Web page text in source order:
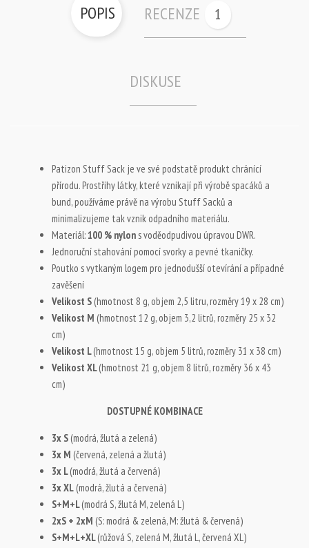
POPIS RECENZE 1
DISKUSE
Patizon Stuff Sack je ve své podstatě produkt chránící
přírodu. Prostřihy látky, které vznikají při výrobě spacáků a
bund, používáme právě na výrobu Stuff Sacků a
minimalizujeme tak vznik odpadního materiálu.
Materiál:100 % nylon s voděodpudivou úpravou DWR.
Jednoruční stahování pomocí svorky a pevné tkaničky.
Poutko s vytkaným logem pro jednodušší otevírání a případné
zavěšení
Velikost S (hmotnost 8 g, objem 2,5 litru, rozměry 19 x 28 cm)
Velikost M (hmotnost 12 g, objem 3,2 litrů, rozměry 25 x 32
cm)
Velikost L(hmotnost 15 g, objem 5 litrů, rozměry 31 x 38 cm)
Velikost XL(hmotnost 21 g, objem 8 litrů, rozměry 36 x 43
cm)
DOSTUPNÉ KOMBINACE
3x S (modrá, žlutá a zelená)
3x M (červená, zelená a žlutá)
3x L(modrá, žlutá a červená)
3x XL (modrá, žlutá a červená)
S+M+L(modrá S, žlutá M, zelená L)
2xS + 2xM (S: modrá & zelená, M: žlutá & červená)
S+M+L+XL(růžová S, zelená M, žlutá L, červená XL)